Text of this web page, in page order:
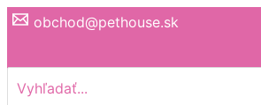
Preskočiť
obchod@pethouse.sk
for: